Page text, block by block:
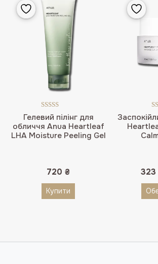
Гелевий пілінг для
обличчя Anua Heartleaf
LHA Moisture Peeling Gel
Оцінено в
5.00 з 5
720 ₴
Купити
323